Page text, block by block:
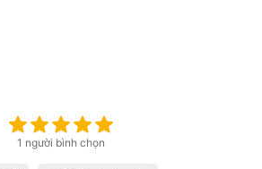
1 người bình chọn